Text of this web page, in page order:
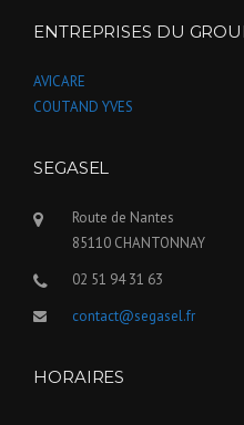
ENTREPRISES DU
AVICARE
COUTAND YVES
SEGASEL
Route de Nantes
85110 CHANTONNAY
02 51 94 31 63
contact@segasel.fr
HORAIRES